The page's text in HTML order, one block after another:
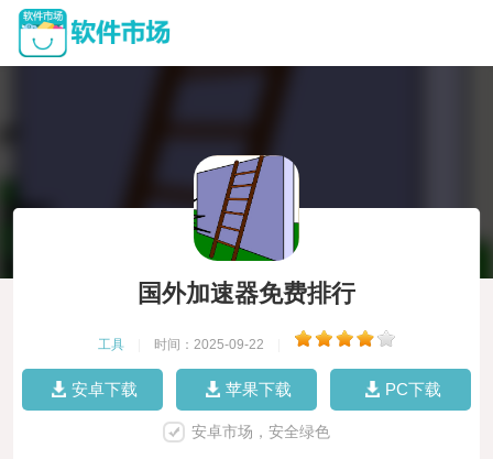
国外加速器免费排行
工具 时间：2025-09-22
安卓下载 苹果下载 PC下载
安卓市场，安全绿色